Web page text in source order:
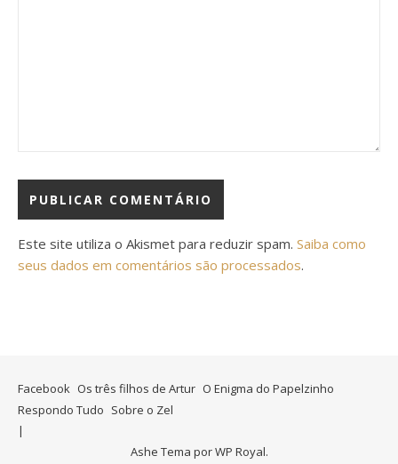
Este site utiliza o Akismet para reduzir spam. Saiba como
seus dados em comentários são processados.
Facebook Os três filhos de Artur O Enigma do Papelzinho
Respondo Tudo Sobre o Zel
Ashe Tema porWP Royal.